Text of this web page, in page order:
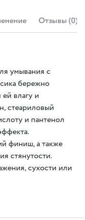
Отзывы (0)
умывания с
бережно
влагу и
стеариловый
и пантенол
финиш, а также
стянутости.
сухости или